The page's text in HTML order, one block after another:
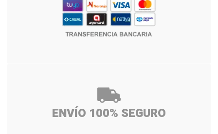
ENVÍO 100% SEGURO